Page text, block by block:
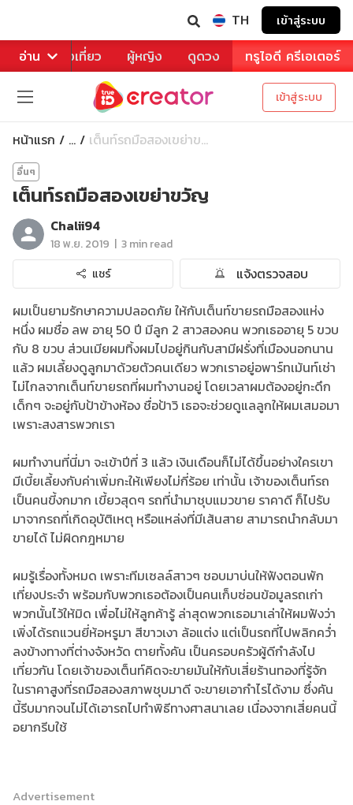
TH เข้าสู่ระบบ
อ่าน
หาร ท่องเที่ยว ผู้หญิง ดูดวง ทรูไอดี ครีเอเตอร์
เข้าสู่ระบบ
หน้าแรก ... เต็นท์รถมือสองเขย่าข...
อื่นๆ
เต็นท์รถมือสองเขย่าขวัญ
Chalii94
18 พ.ย. 2019 | 3 min read
แชร์
แจ้งตรวจสอบ
ผมเป็นยามรักษาความปลอดภัย ให้กับเต็นท์ขายรถมือสองแห่ง
หนึ่ง ผมชื่อ ลพ อายุ 50 ปี มีลูก 2 สาวสองคน พวกเธออายุ 5 ขวบ
กับ 8 ขวบ ส่วนเมียผมทิ้งผมไปอยู่กินกับสามีฝรั่งที่เมืองนอกนาน
แล้ว ผมเลี้ยงดูลูกมาด้วยตัวคนเดียว พวกเราอยู่อพาร์ทเม้นท์เช่า
ไม่ไกลจากเต็นท์ขายรถที่ผมทำงานอยู่ โดยเวลาผมต้องอยู่กะดึก
เด็กๆ จะอยู่กับป้าข้างห้อง ชื่อป้าวิ เธอจะช่วยดูแลลูกให้ผมเสมอมา
เพราะสงสารพวกเรา
ผมทำงานที่นี่มา จะเข้าปีที่ 3 แล้ว เงินเดือนก็ไม่ได้ขึ้นอย่างใครเขา
มีเบี้ยเลี้ยงกับค่าเพิ่มกะให้เพียงไม่กี่ร้อย เท่านั้น เจ้าของเต็นท์รถ
เป็นคนขี้งกมาก เขี้ยวสุดๆ รถที่นำมาชุบแมวขาย ราคาดี ก็ไปรับ
มาจากรถที่เกิดอุบัติเหตุ หรือแหล่งที่มีเส้นสาย สามารถนำกลับมา
ขายได้ ไม่ผิดกฎหมาย
ผมรู้เรื่องทั้งหมด เพราะทีมเซลล์สาวๆ ชอบมาบ่นให้ฟังตอนพัก
เที่ยงประจำ พร้อมกับพวกเธอต้องเป็นคนเก็บซ่อนข้อมูลรถเก่า
พวกนั้นไว้ให้มิด เพื่อไม่ให้ลูกค้ารู้ ล่าสุดพวกเธอมาเล่าให้ผมฟังว่า
เพิ่งได้รถแวนยี่ห้อหรูมา สีขาวเงา ล้อแต่ง แต่เป็นรถที่ไปพลิกคว่ำ
ลงข้างทางที่ต่างจังหวัด ตายทั้งคัน เป็นครอบครัวผู้ดีกำลังไป
เที่ยวกัน โดยเจ้าของเต็นท์คิดจะขายมันให้กับเสี่ยร้านทองที่รู้จัก
ในราคาสูงที่รถมือสองสภาพชุบมาดี จะขายเอากำไรได้งาม ซึ่งคัน
นี้รีบมากจนไม่ได้เอารถไปทำพิธีทางศาสนาเลย เนื่องจากเสี่ยคนนี้
อยากรีบใช้
Advertisement